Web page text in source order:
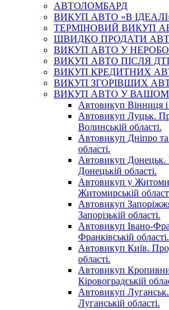
АВТОЛОМБАРД
ВИКУП АВТО «В
ТЕРМІНОВИЙ ВИКУП
ШВИДКО ПРОДАТИ
ВИКУП АВТО У
ВИКУП АВТО ПІСЛЯ
ВИКУП КРЕДИТНИХ
ВИКУП ЗГОРІВШИХ
ВИКУП АВТО У
Автовикуп Вінниця і
Автовикуп Луцьк.
Волинській області.
Автовикуп Дніпро
області.
Автовикуп Донецьк.
Донецькій області.
Автовикуп у
Житомирській
Автовикуп
Запорізькій області.
Автовикуп Івано-
Франківській області.
Автовикуп Київ.
області.
Автовикуп
Кіровоградській
Автовикуп
Луганській області.